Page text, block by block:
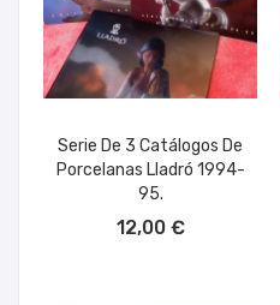
Serie De 3 Catálogos De
Porcelanas Lladró 1994-
95.
12,00 €